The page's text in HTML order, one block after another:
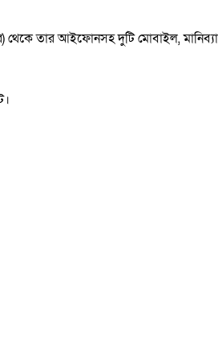
থেকে তার আইফোনসহ দুটি মোবাইল,